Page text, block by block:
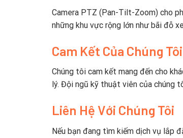
Camera PTZ (Pan-Tilt-Zoom) cho
những khu vực rộng lớn như bãi đỗ
Cam Kết Của Chúng Tôi
Chúng tôi cam kết mang đến cho
lý. Đội ngũ kỹ thuật viên của chúng
Liên Hệ Với Chúng Tôi
Nếu bạn đang tìm kiếm dịch vụ lắp